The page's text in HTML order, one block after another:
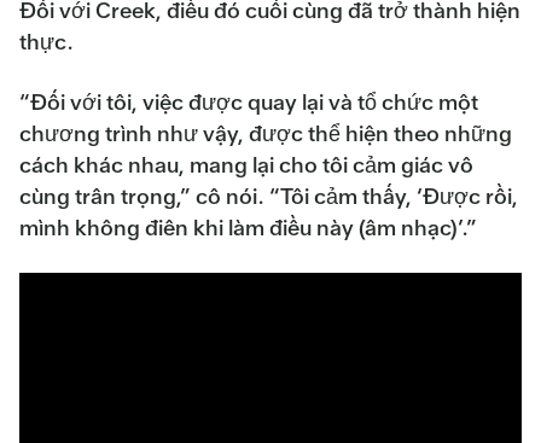
Đối với Creek, điều đó cuối cùng đã trở thành hiện
thực.
“Đối với tôi, việc được quay lại và tổ chức một
chương trình như vậy, được thể hiện theo những
cách khác nhau, mang lại cho tôi cảm giác vô
cùng trân trọng,” cô nói. “Tôi cảm thấy, ‘Được rồi,
mình không điên khi làm điều này (âm nhạc)’.”